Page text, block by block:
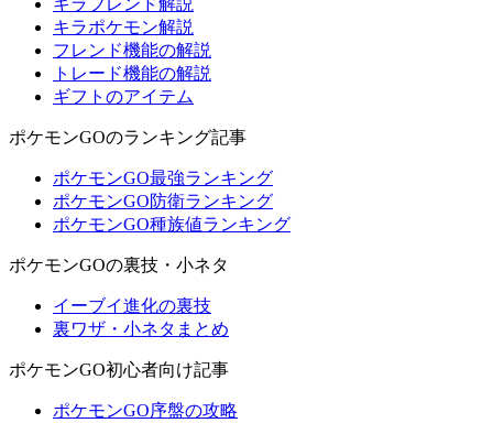
キラフレンド解説
キラポケモン解説
フレンド機能の解説
トレード機能の解説
ギフトのアイテム
ポケモンGOのランキング記事
ポケモンGO最強ランキング
ポケモンGO防衛ランキング
ポケモンGO種族値ランキング
ポケモンGOの裏技・小ネタ
イーブイ進化の裏技
裏ワザ・小ネタまとめ
ポケモンGO初心者向け記事
ポケモンGO序盤の攻略